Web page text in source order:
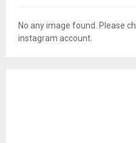
No any image found. Please
instagram account.